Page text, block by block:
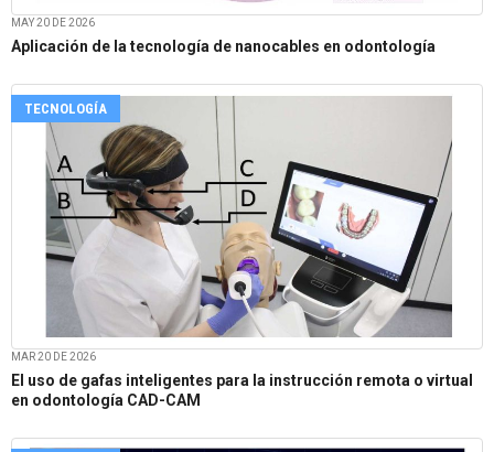
MAY 20 DE 2026
Aplicación de la tecnología de nanocables en odontología
TECNOLOGÍA
MAR 20 DE 2026
El uso de gafas inteligentes para la instrucción remota o virtual
en odontología CAD-CAM